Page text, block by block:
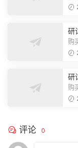
注
研
为
购
注
研
推
购
注
评论 0